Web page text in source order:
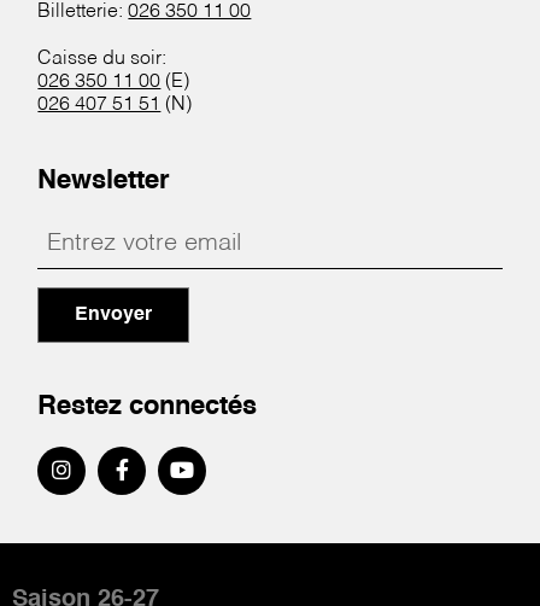
Billetterie:026 350 11 00
Caisse du soir:
026 350 11 00 (E)
026 407 51 51 (N)
Newsletter
Envoyer
Restez connectés
Saison 26-27